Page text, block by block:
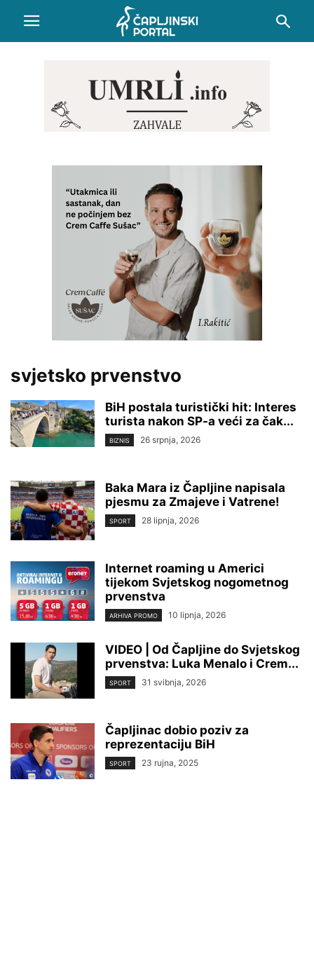
svjetsko prvenstvo
BiH postala turistički hit: Interes
turista nakon SP-a veći za čak...
BIZNIS 26 srpnja, 2026
Baka Mara iz Čapljine napisala
pjesmu za Zmajeve i Vatrene!
SPORT 28 lipnja, 2026
Internet roaming u Americi
tijekom Svjetskog nogometnog
prvenstva
ARHIVA PROMO 10 lipnja, 2026
VIDEO | Od Čapljine do Svjetskog
prvenstva: Luka Menalo i Crem...
SPORT 31 svibnja, 2026
Čapljinac dobio poziv za
reprezentaciju BiH
SPORT 23 rujna, 2025